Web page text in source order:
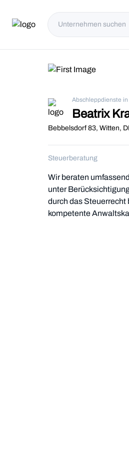
Abschleppdienste
Beatrix
Bebbelsdorf 83, Witten,
Steuerberatung
Wir beraten
unter
durch das Steuerrecht
kompetente